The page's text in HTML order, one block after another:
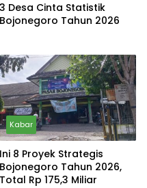
3 Desa Cinta Statistik
Bojonegoro Tahun 2026
Kabar
Ini 8 Proyek Strategis
Bojonegoro Tahun 2026,
Total Rp 175,3 Miliar